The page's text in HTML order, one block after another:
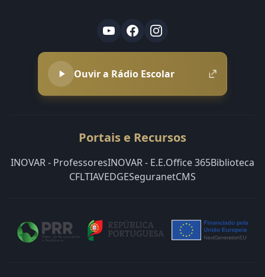
Ouvir a Rádio Escolar
Portais e Recursos
INOVAR - ProfessoresINOVAR - E.E.Office 365Biblioteca
CFLTIAVEDGESeguranetCMS